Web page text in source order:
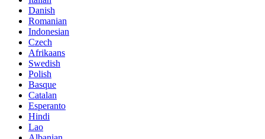
Danish
Romanian
Indonesian
Czech
Afrikaans
Swedish
Polish
Basque
Catalan
Esperanto
Hindi
Lao